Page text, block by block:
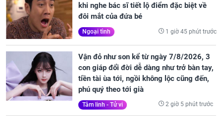
khi nghe bác sĩ tiết lộ điểm đặc biệt về
đôi mắt của đứa bé
Ngoại tình 1 giờ 45 phút trước
Vận đỏ như son kể từ ngày 7/8/2026, 3
con giáp đổi đời dễ dàng như trở bàn tay,
tiền tài ùa tới, ngồi không lộc cũng đến,
phú quý theo tới già
Tâm linh - Tử vi 2 giờ 5 phút trước